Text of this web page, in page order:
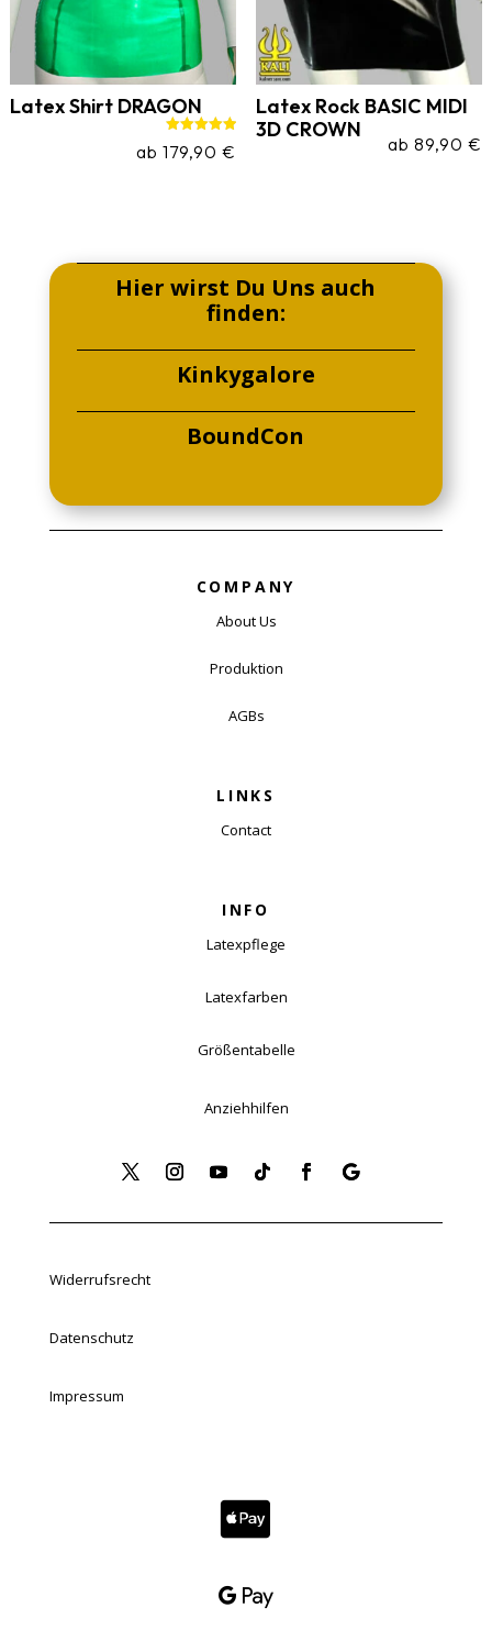
Latex Shirt DRAGON
5.00
ab179,90€
Latex Rock BASIC MIDI
3D CROWN
ab89,90€
Hier wirst Du Uns auch
finden:
Kinkygalore
BoundCon
COMPANY
About Us
Produktion
AGBs
LINKS
Contact
INFO
Latexpflege
Latexfarben
Größentabelle
Anziehhilfen
Widerrufsrecht
Datenschutz
Impressum

